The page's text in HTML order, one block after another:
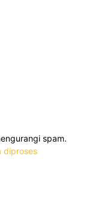
spam.
diproses